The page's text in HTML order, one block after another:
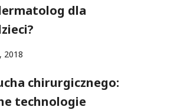
dla
2018
chirurgicznego:
technologie